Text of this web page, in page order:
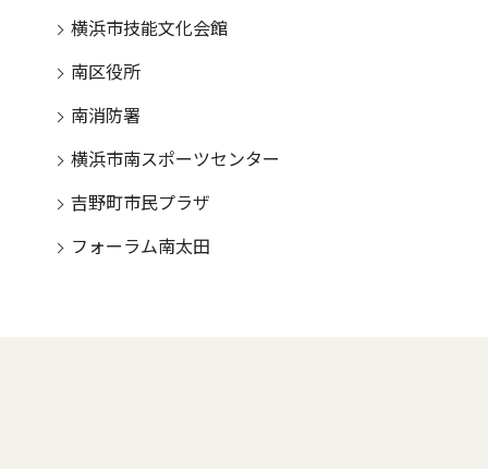
横浜市技能文化会館
南区役所
南消防署
横浜市南スポーツセンター
吉野町市民プラザ
フォーラム南太田